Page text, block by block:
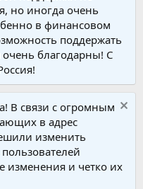
но иногда очень
в финансовом
поддержать
благодарны! С
В связи с огромным
в адрес
изменить
изменения и четко их